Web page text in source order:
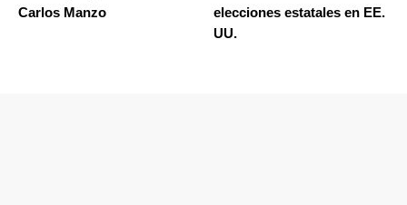
Carlos Manzo
elecciones estatales en EE.
UU.